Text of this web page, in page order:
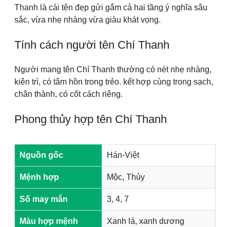
Thanh là cái tên đẹp gửi gắm cả hai tầng ý nghĩa sâu
sắc, vừa nhẹ nhàng vừa giàu khát vọng.
Tính cách người tên Chí Thanh
Người mang tên Chí Thanh thường có nét nhẹ nhàng,
kiên trì, có tâm hồn trong trẻo. kết hợp cùng trong sạch,
chân thành, có cốt cách riêng.
Phong thủy hợp tên Chí Thanh
Nguồn gốc Hán-Việt
Mệnh hợp Mộc, Thủy
Số may mắn 3, 4, 7
Màu hợp mệnh Xanh lá, xanh dương